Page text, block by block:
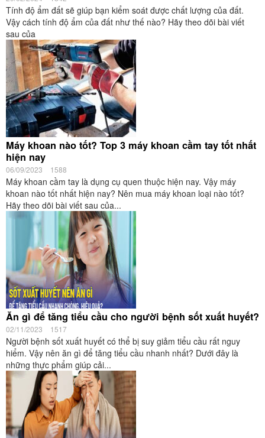
Tính độ ẩm đất sẽ giúp bạn kiểm soát được chất lượng của đất.
Vậy cách tính độ ẩm của đất như thế nào? Hãy theo dõi bài viết
sau của
Máy khoan nào tốt? Top 3 máy khoan cầm tay tốt nhất
hiện nay
06/09/2023 1588
Máy khoan cầm tay là dụng cụ quen thuộc hiện nay. Vậy máy
khoan nào tốt nhất hiện nay? Nên mua máy khoan loại nào tốt?
Hãy theo dõi bài viết sau của...
Ăn gì để tăng tiểu cầu cho người bệnh sốt xuất huyết?
02/11/2023 1517
Người bệnh sốt xuất huyết có thể bị suy giảm tiểu cầu rất nguy
hiểm. Vậy nên ăn gì để tăng tiểu cầu nhanh nhất? Dưới đây là
những thực phẩm giúp cải...